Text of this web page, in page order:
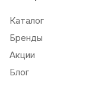
Каталог
Бренды
Акции
Блог